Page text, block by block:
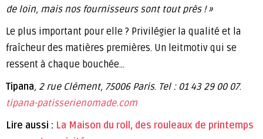
de loin, mais nos fournisseurs sont tout près ! »
Le plus important pour elle ? Privilégier la qualité et la
fraîcheur des matières premières. Un leitmotiv qui se
ressent à chaque bouchée…
Tipana, 2 rue Clément, 75006 Paris. Tel : 01 43 29 00 07.
tipana-patisserienomade.com
Lire aussi : La Maison du roll, des rouleaux de printemps